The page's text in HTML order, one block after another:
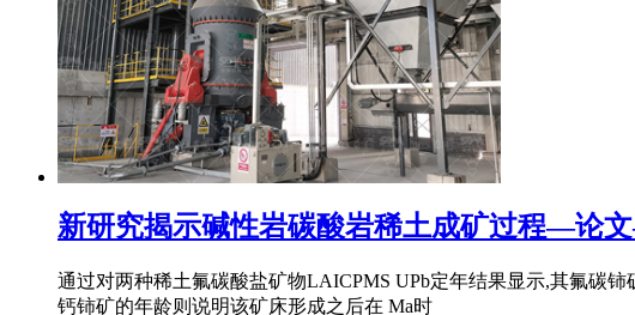
新研究揭示碱性岩碳酸岩稀土成矿过程—论
通过对两种稀土氟碳酸盐矿物LAICPMS UPb定年结果显示,其氟碳
钙铈矿的年龄则说明该矿床形成之后在 Ma时